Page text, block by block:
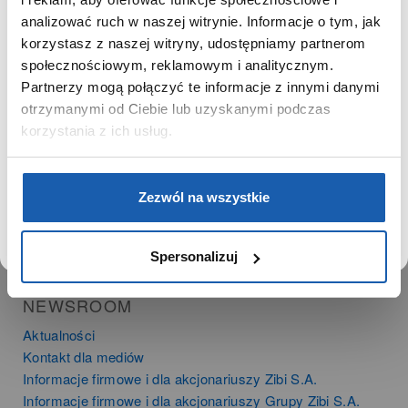
analizować ruch w naszej witrynie. Informacje o tym, jak
korzystasz z naszej witryny, udostępniamy partnerom
społecznościowym, reklamowym i analitycznym.
Partnerzy mogą połączyć te informacje z innymi danymi
otrzymanymi od Ciebie lub uzyskanymi podczas
korzystania z ich usług.
Zezwól na wszystkie
Spersonalizuj
PRODUKTY
Zegarki
Instrumenty muzyczne
Kalkulatory
SIECI SPRZEDAŻY
Salony muzyczne Riff
NEWSROOM
Aktualności
Kontakt dla mediów
Informacje firmowe i dla akcjonariuszy Zibi S.A.
Informacje firmowe i dla akcjonariuszy Grupy Zibi S.A.
SZANOWNA UŻYTKOWNICZKO
Używamy plików cookie w celach analitycznych,
statystycznych i marketingowych, w tym aby analizować
ruch w tej witrynie, optymalizować jej działanie oraz
zapamiętywać Twoje preferencje.